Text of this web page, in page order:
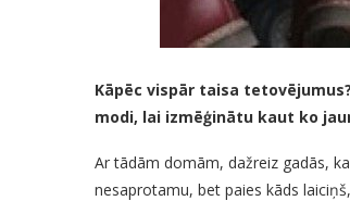
Kāpēc vispār taisa
modi, lai izmēģinātu kaut ko
Ar tādām domām, dažreiz gadās,
nesaprotamu, bet paies kāds